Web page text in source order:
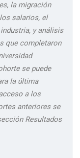
la migración
salarios, el
y análisis
que completaron
se puede
la última
a los
anteriores se
Resultados